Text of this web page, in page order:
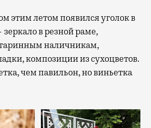
этим летом появился уголок в
в резной раме,
наличникам,
композиции из сухоцветов.
чем павильон, но виньетка